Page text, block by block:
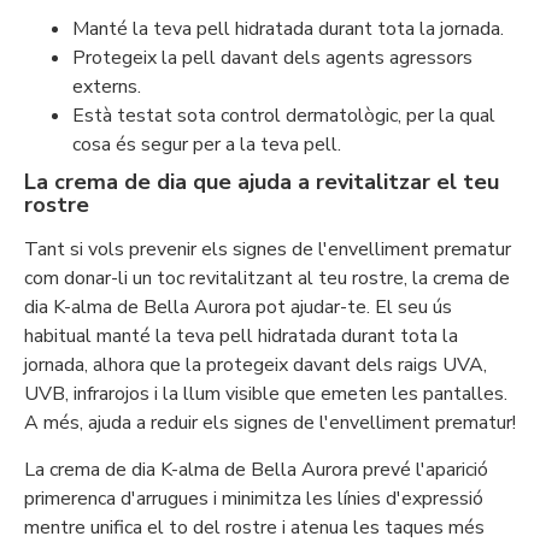
Manté la teva pell hidratada durant tota la jornada.
Protegeix la pell davant dels agents agressors
externs.
Està testat sota control dermatològic, per la qual
cosa és segur per a la teva pell.
La crema de dia que ajuda a revitalitzar el teu
rostre
Tant si vols prevenir els signes de l'envelliment prematur
com donar-li un toc revitalitzant al teu rostre, la crema de
dia K-alma de Bella Aurora pot ajudar-te. El seu ús
habitual manté la teva pell hidratada durant tota la
jornada, alhora que la protegeix davant dels raigs UVA,
UVB, infrarojos i la llum visible que emeten les pantalles.
A més, ajuda a reduir els signes de l'envelliment prematur!
La crema de dia K-alma de Bella Aurora prevé l'aparició
primerenca d'arrugues i minimitza les línies d'expressió
mentre unifica el to del rostre i atenua les taques més